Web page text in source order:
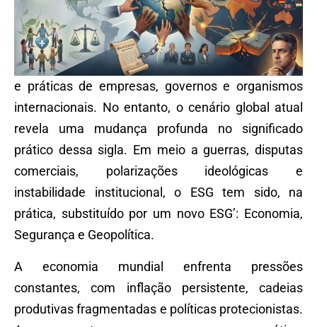
e práticas de empresas, governos e organismos
internacionais. No entanto, o cenário global atual
revela uma mudança profunda no significado
prático dessa sigla. Em meio a guerras, disputas
comerciais, polarizações ideológicas e
instabilidade institucional, o ESG tem sido, na
prática, substituído por um novo ESG’: Economia,
Segurança e Geopolítica.
A economia mundial enfrenta pressões
constantes, com inflação persistente, cadeias
produtivas fragmentadas e políticas protecionistas.